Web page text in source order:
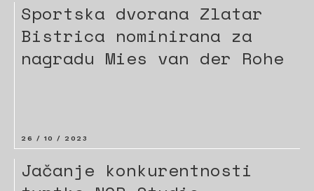
Sportska dvorana Zlatar
Bistrica nominirana za
nagradu Mies van der Rohe
26 / 10 / 2023
Jačanje konkurentnosti